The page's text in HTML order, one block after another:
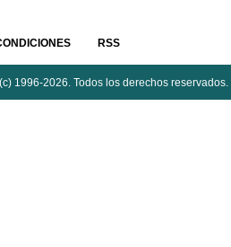
RSS
1996-2026. Todos los derechos reservados.